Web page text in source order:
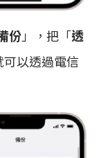
份」，把「透
可以透過電信